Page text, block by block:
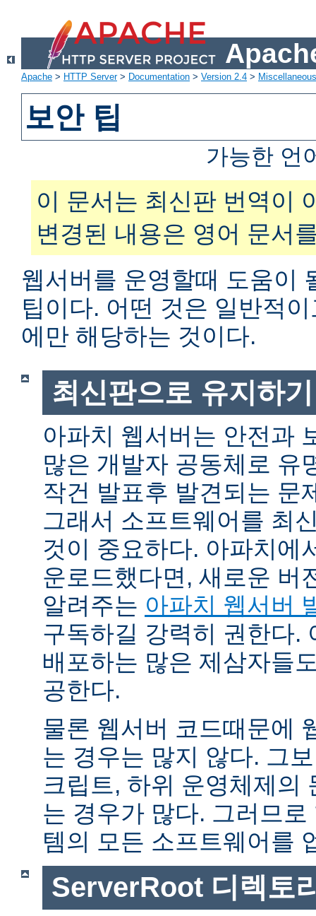
Apache > HTTP Server> Documentation > Version 2.4 >
보안 팁
가능한 언
이 문서는 최신판 번역이
변경된 내용은 영어 문서
웹서버를 운영할때 도움이
팁이다. 어떤 것은 일반적
에만 해당하는 것이다.
최신판으로 유지하기
아파치 웹서버는 안전과
많은 개발자 공동체로 유
작건 발표후 발견되는 문
그래서 소프트웨어를 최
것이 중요하다. 아파치에
운로드했다면, 새로운 버
알려주는 아파치 웹서버
구독하길 강력히 권한다.
배포하는 많은 제삼자들
공한다.
물론 웹서버 코드때문에
는 경우는 많지 않다. 그
크립트, 하위 운영체제의
는 경우가 많다. 그러므
템의 모든 소프트웨어를
ServerRoot 디렉토